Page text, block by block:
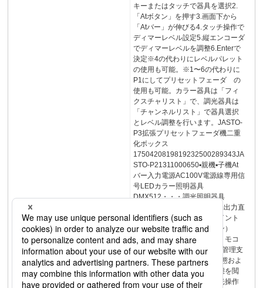
キーまたはタッチで器具を選択2.
「Atボタン」を押す3.画面下から
「Atバー」が伸びる4.タッチ操作で
ディマーレベル設定5.縦エンコーダ
でディマーレベルを調整6.Enterで
決定※4の代わりにレベルパレット
の使用も可能。※1〜6の代わりに
P1にしてプリセットフェーダ の
使用も可能。カラー器具は「フィ
クスチャリスト」で、調光器具は
「チャンネルリスト」で器具選択
とレベル調整を行います。JASTO-
P3拡張プリセットフェーダ機二重
化ボックス
1750420819819232500289343JA
STO-P21311000650▪親機▪子機At
バー入力電源AC100V電源線専用信
号LEDカラー照明器具
DMX512・・・調光照明器具
Ethernet・・・調光装置調光出力直
電源線DMX512アクセスポイント
リモート操作器（オプション）
（オプション）サブマスタリモコ
ンMLCCLINKII（P.33）機器管理支
援ツール用PC調光盤異常状態およ
びネットワーク機器異常状態を閲
覧できる設備監視ツール調光操作